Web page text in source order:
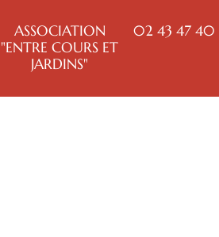
ASSOCIATION
"ENTRE COURS ET
JARDINS"
02 43 47